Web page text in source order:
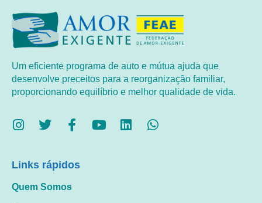
Um eficiente programa de auto e mútua ajuda que
desenvolve preceitos para a reorganização familiar,
proporcionando equilíbrio e melhor qualidade de vida.
Links rápidos
Quem Somos